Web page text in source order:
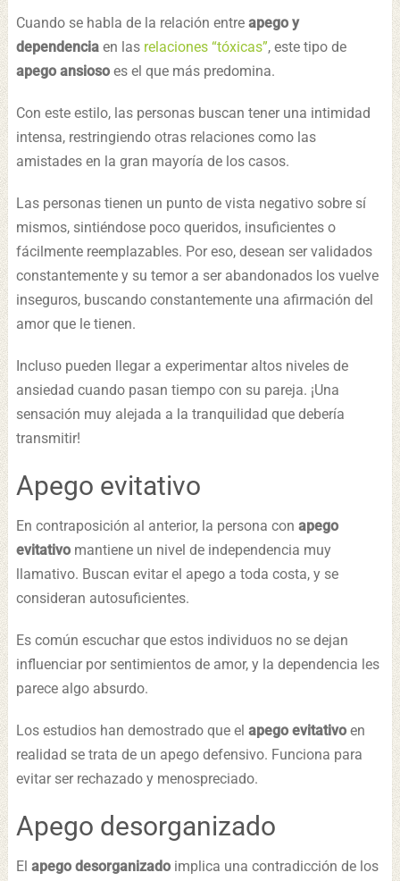
Cuando se habla de la relación entre apego y
dependenciaen las relaciones “tóxicas”, este tipo de
apego ansiosoes el que más predomina.
Con este estilo, las personas buscan tener una intimidad
intensa, restringiendo otras relaciones como las
amistades en la gran mayoría de los casos.
Las personas tienen un punto de vista negativo sobre sí
mismos, sintiéndose poco queridos, insuficientes o
fácilmente reemplazables. Por eso, desean ser validados
constantemente y su temor a ser abandonados los vuelve
inseguros, buscando constantemente una afirmación del
amor que le tienen.
Incluso pueden llegar a experimentar altos niveles de
ansiedad cuando pasan tiempo con su pareja. ¡Una
sensación muy alejada a la tranquilidad que debería
transmitir!
Apego evitativo
En contraposición al anterior, la persona con apego
evitativomantiene un nivel de independencia muy
llamativo. Buscan evitar el apego a toda costa, y se
consideran autosuficientes.
Es común escuchar que estos individuos no se dejan
influenciar por sentimientos de amor, y la dependencia les
parece algo absurdo.
Los estudios han demostrado que el apego evitativoen
realidad se trata de un apego defensivo. Funciona para
evitar ser rechazado y menospreciado.
Apego desorganizado
El apego desorganizadoimplica una contradicción de los